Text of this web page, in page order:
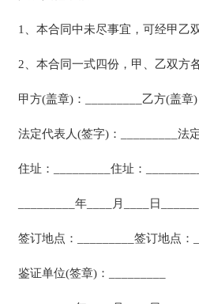
1、本合同中未尽事宜，可经甲乙双
2、本合同一式四份，甲、乙双方各
甲方(盖章)：_________乙方(盖章)
法定代表人(签字)：_________法定
住址：_________住址：_________
_________年____月____日
签订地点：_________签订地点：
鉴证单位(签章)：_________